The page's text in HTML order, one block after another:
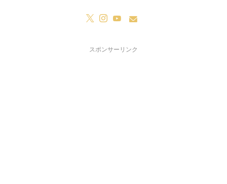
スポンサーリンク